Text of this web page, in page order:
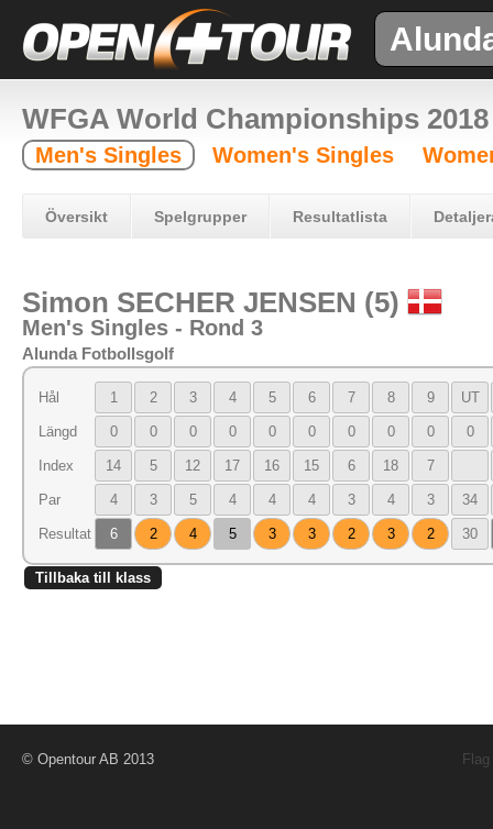
WFGA World Championships 2018
Men's Singles Women's Singles
Översikt Spelgrupper Resultatlista
Simon SECHER JENSEN (5)
Men's Singles - Rond 3
Alunda Fotbollsgolf
Hål 1 2 3 4 5 6 7 8 9 UT
Längd 0 0 0 0 0 0 0 0 0 0
Index 14 5 12 17 16 15 6 18 7
Par 4 3 5 4 4 4 3 4 3 34
Resultat 6 2 4 5 3 3 2 3 2 30
Tillbaka till klass
© Opentour AB 2013